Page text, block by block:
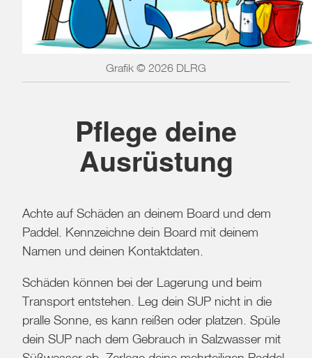
Grafik © 2026 DLRG
Pflege deine
Ausrüstung
Achte auf Schäden an deinem Board und dem
Paddel. Kennzeichne dein Board mit deinem
Namen und deinen Kontaktdaten.
Schäden können bei der Lagerung und beim
Transport entstehen. Leg dein SUP nicht in die
pralle Sonne, es kann reißen oder platzen. Spüle
dein SUP nach dem Gebrauch in Salzwasser mit